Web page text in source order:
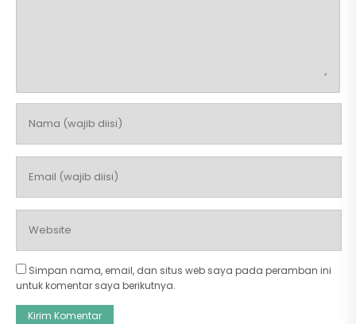
Simpan nama, email, dan situs web saya pada peramban ini
untuk komentar saya berikutnya.